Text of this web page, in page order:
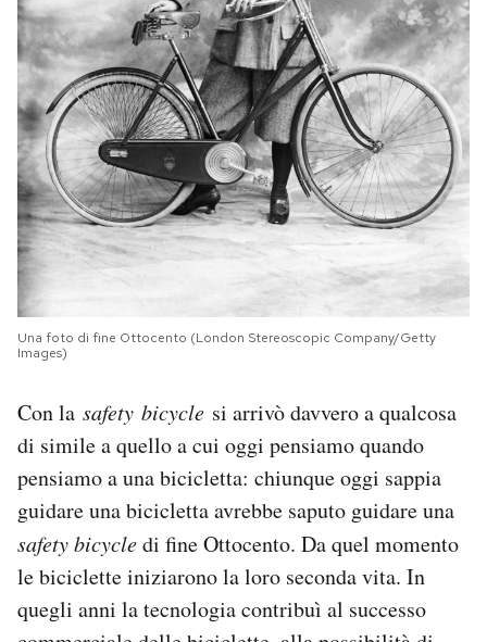
Una foto di fine Ottocento (London Stereoscopic Company/Getty
Images)
Con la safety bicycle si arrivò davvero a qualcosa
di simile a quello a cui oggi pensiamo quando
pensiamo a una bicicletta: chiunque oggi sappia
guidare una bicicletta avrebbe saputo guidare una
safety bicycledi fine Ottocento. Da quel momento
le biciclette iniziarono la loro seconda vita. In
quegli anni la tecnologia contribuì al successo